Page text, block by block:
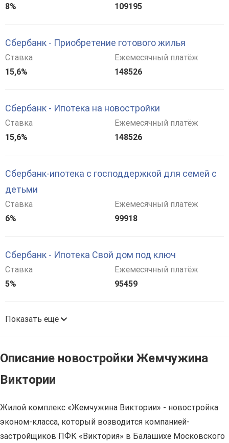
8%
109195
Сбербанк - Приобретение готового жилья
Ставка
15,6%
Ежемесячный платёж
148526
Сбербанк - Ипотека на новостройки
Ставка
15,6%
Ежемесячный платёж
148526
Сбербанк-ипотека с господдержкой для семей с
детьми
Ставка
6%
Ежемесячный платёж
99918
Сбербанк - Ипотека Свой дом под ключ
Ставка
5%
Ежемесячный платёж
95459
Показать ещё
Описание новостройки Жемчужина
Виктории
Жилой комплекс «Жемчужина Виктории» - новостройка
эконом-класса, который возводится компанией-
застройщиков ПФК «Виктория» в Балашихе Московского